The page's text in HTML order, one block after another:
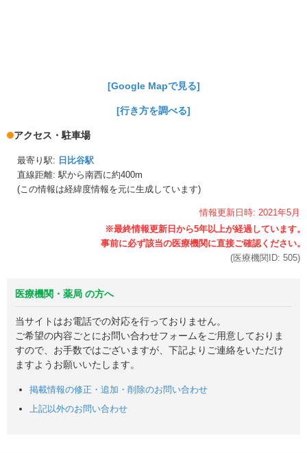
[Google Mapで見る]
[行き方を調べる]
アクセス・駐車場
最寄り駅: 日比谷駅
直線距離: 駅から南西に約400m
(この情報は経緯度情報を元に生成しています)
情報更新日時: 2021年5月
(医療機関ID: 505)
医療機関・薬局 の方へ
当サイトはお電話での対応を行っておりません。
ご希望の内容ごとにお問い合わせフォームをご用意しておりま
すので、お手数ではございますが、下記よりご連絡をいただけ
ますようお願いいたします。
掲載情報の修正・追加・削除のお問い合わせ
上記以外のお問い合わせ